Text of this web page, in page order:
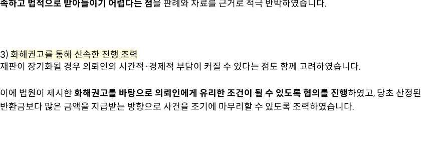
족하고 법적으로 받아들이기 어렵다는 점을 판례와 자료를 근거로 적극 반박하였습니다.
3) 화해권고를 통해 신속한 진행 조력
재판이 장기화될 경우 의뢰인의 시간적·경제적 부담이 커질 수 있다는 점도 함께 고려하였습니다.
이에 법원이 제시한 화해권고를 바탕으로 의뢰인에게 유리한 조건이 될 수 있도록 협의를 진행하였고, 당초 산정된
반환금보다 많은 금액을 지급받는 방향으로 사건을 조기에 마무리할 수 있도록 조력하였습니다.